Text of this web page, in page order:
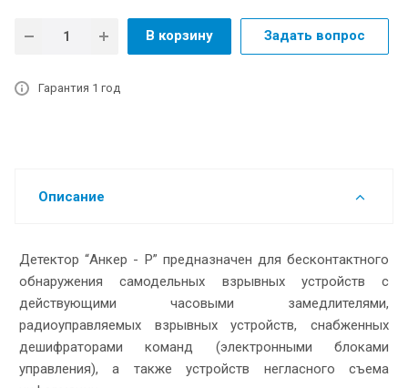
В корзину Задать вопрос
Гарантия 1 год
Описание
Детектор “Анкер - Р” предназначен для бесконтактного
обнаружения самодельных взрывных устройств с
действующими часовыми замедлителями,
радиоуправляемых взрывных устройств, снабженных
дешифраторами команд (электронными блоками
управления), а также устройств негласного съема